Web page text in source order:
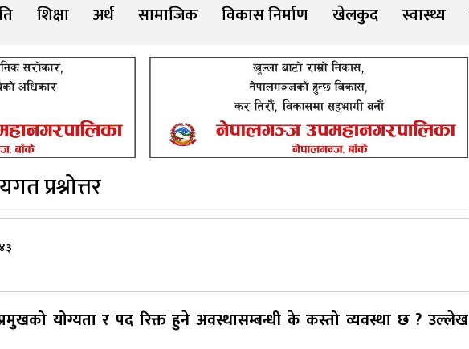
शिक्षा अर्थ सामाजिक विकास निर्माण खेलकुद स्वास्थ्य
प्रश्नोत्तर
योग्यता र पद रिक्त हुने अवस्थासम्बन्धी के कस्तो व्यवस्था छ ? उल्लेख